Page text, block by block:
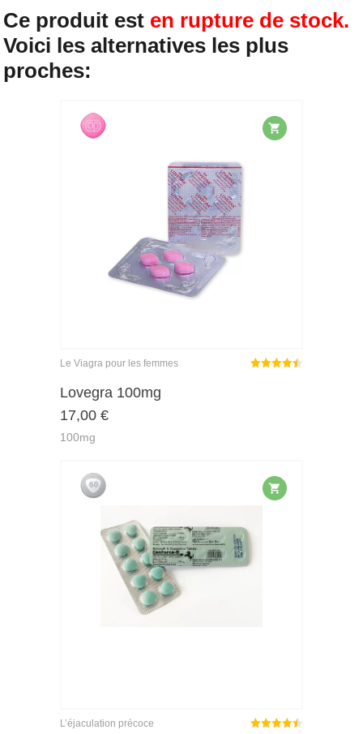
Ce produit est en rupture de stock.
Voici les alternatives les plus
proches:
Le Viagra pour les femmes
Lovegra 100mg
17,00 €
100mg
L’éjaculation précoce